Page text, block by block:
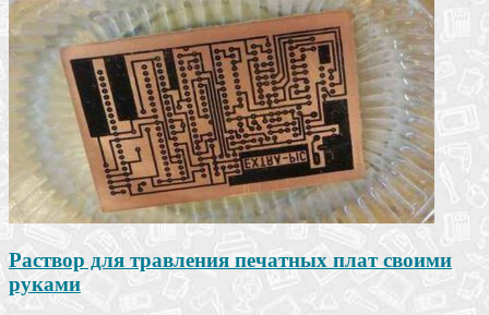
Раствор для травления печатных плат своими
руками